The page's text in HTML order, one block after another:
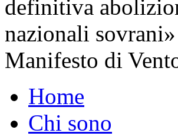
definitiva
nazionali sovrani»
Manifesto di
Home
Chi sono